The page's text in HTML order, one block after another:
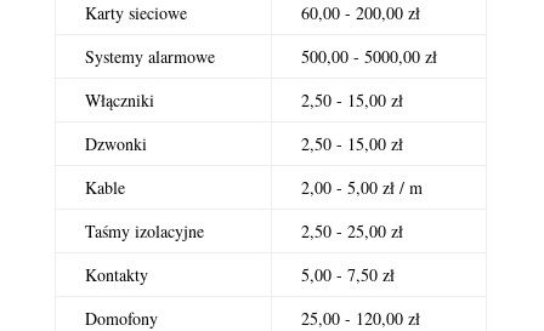
Karty sieciowe
60,00 - 200,00 zł
Systemy alarmowe
500,00 - 5000,00 zł
Włączniki
2,50 - 15,00 zł
Dzwonki
2,50 - 15,00 zł
Kable
2,00 - 5,00 zł / m
Taśmy izolacyjne
2,50 - 25,00 zł
Kontakty
5,00 - 7,50 zł
Domofony
25,00 - 120,00 zł